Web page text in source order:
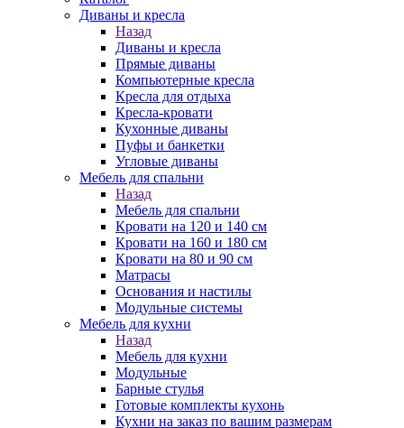
Диваны и кресла
Назад
Диваны и кресла
Прямые диваны
Компьютерные кресла
Кресла для отдыха
Кресла-кровати
Кухонные диваны
Пуфы и банкетки
Угловые диваны
Мебель для спальни
Назад
Мебель для спальни
Кровати на 120 и 140 см
Кровати на 160 и 180 см
Кровати на 80 и 90 см
Матрасы
Основания и настилы
Модульные системы
Мебель для кухни
Назад
Мебель для кухни
Модульные
Барные стулья
Готовые комплекты кухонь
Кухни на заказ по вашим размерам